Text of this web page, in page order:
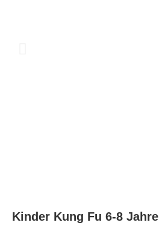
Kinder Kung Fu 6-8 Jahre